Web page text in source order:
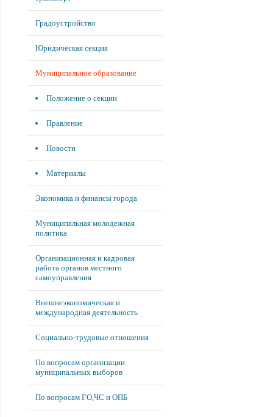
Градоустройство
Юридическая секция
Муниципальное образование
Положение о секции
Правление
Новости
Материалы
Экономика и финансы города
Муниципальная молодежная
политика
Организационная и кадровая
работа органов местного
самоуправления
Внешнеэкономическая и
международная деятельность
Социально-трудовые отношения
По вопросам организации
муниципальных выборов
По вопросам ГО,ЧС и ОПБ